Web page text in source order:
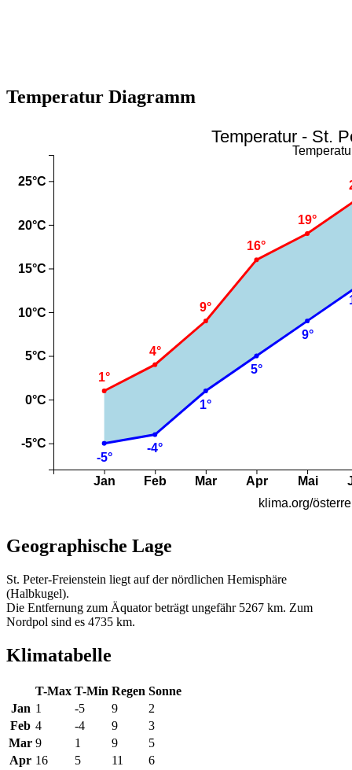
Temperatur Diagramm
Geographische Lage
St. Peter-Freienstein liegt auf der nördlichen Hemisphäre
(Halbkugel).
Die Entfernung zum Äquator beträgt ungefähr 5267 km. Zum
Nordpol sind es 4735 km.
Klimatabelle
T-Max T-Min Regen Sonne
Jan 1 -5 9
2
Feb 4 -4 9
3
Mar 9 1 9
5
Apr 16 5 11 6